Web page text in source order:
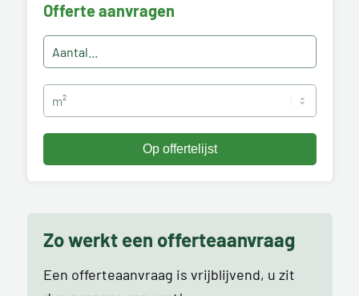
Offerte aanvragen
Zo werkt een offerteaanvraag
Een offerteaanvraag is vrijblijvend, u zit